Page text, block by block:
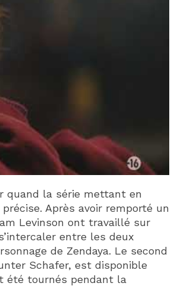
quand la série mettant en
Après avoir remporté un
Levinson ont travaillé sur
entre les deux
de Zendaya. Le second
Schafer, est disponible
été tournés pendant la